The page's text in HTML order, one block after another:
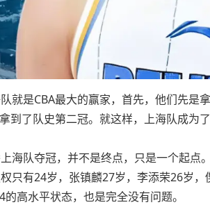
就是CBA最大的赢家，首先，他们先是
到了队史第二冠。就这样，上海队成为
海队夺冠，并不是终点，只是一个起点
只有24岁，张镇麟27岁，李添荣26岁
的高水平状态，也是完全没有问题。